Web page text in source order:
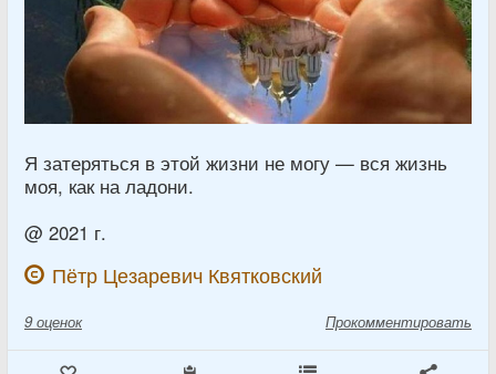
Я затеряться в этой жизни не могу — вся жизнь
моя, как на ладони.
@ 2021 г.
Пётр Цезаревич Квятковский
9 оценок Прокомментировать